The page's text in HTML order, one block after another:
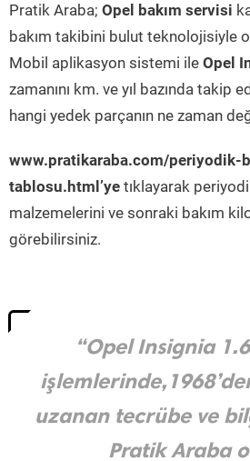
Pratik Araba; Opel bakım servisi
bakım takibini bulut teknolojisiyle
Mobil aplikasyon sistemi ile Opel
zamanını km. ve yıl bazında takip
hangi yedek parçanın ne zaman
www.pratikaraba.com/periyodik-
tablosu.html’ye tıklayarak
malzemelerini ve sonraki bakım
görebilirsiniz.
“Opel Insignia
uzanan tecrübe ve
Pratik Araba